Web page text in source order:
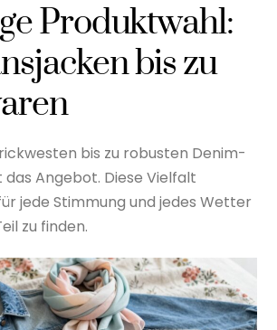
Produktwahl:
bis zu
bis zu robusten Denim-
Angebot. Diese Vielfalt
jede Stimmung und jedes Wetter
zu finden.